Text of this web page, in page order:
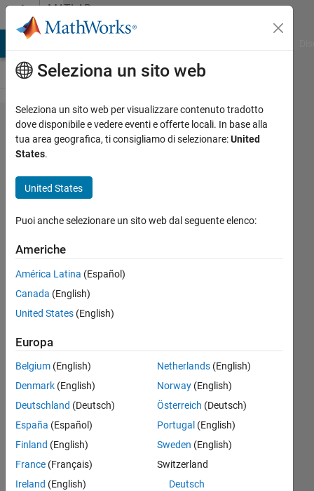
Vai al contenutoMATLAB
Answers
how to
find the
most
from the
reference
point in
the 2D
plane ..?
ganesh
s
13 Giu
0
Risposte
6
Visualizzazioni
(30 giorni)
Seleziona un sito web
Seleziona un sito web per visualizzare contenuto tradotto
dove disponibile e vedere eventi e offerte locali. In base alla
tua area geografica, ti consigliamo di selezionare:United
States.
United States
Puoi anche selezionare un sito web dal seguente elenco:
Americhe
América Latina (Español)
Canada (English)
United States (English)
Europa
Belgium (English)
Denmark (English)
Deutschland (Deutsch)
España (Español)
Finland (English)
France (Français)
Ireland (English)
Netherlands(English)
Norway(English)
Österreich (Deutsch)
Portugal (English)
Sweden (English)
Switzerland
Deutsch